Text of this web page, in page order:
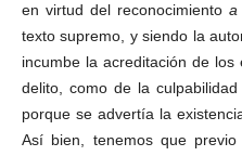
en virtud del reconocimientoa
texto supremo, y siendo la
incumbe la acreditación de
delito, como de la
porque se advertía la
Así bien, tenemos que